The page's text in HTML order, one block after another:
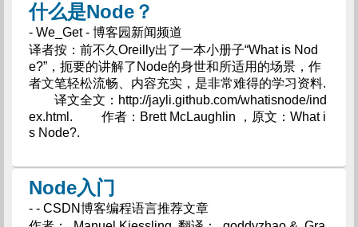
什么是Node？
- We_Get - 博客园新闻频道
译者按：前不久Oreilly出了一本小册子“What is Nod
e?”，扼要的讲解了Node的身世和所适用的场景，作
者文笔轻松流畅、内容充实，是非常难得的学习资料.
译文全文：http://jayli.github.com/whatisnode/ind
ex.html. 作者：Brett McLaughlin ，原文：What i
s Node?.
Node入门
- - CSDN博客编程语言推荐文章